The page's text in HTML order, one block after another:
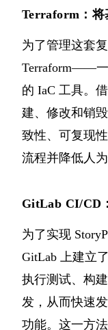
Terraform：将
为了管理这套
Terraform——一
的 IaC 工具。
建、修改和销
致性、可复现
流程并降低人
GitLab CI/CD
为了实现
GitLab 上建立
执行测试、构
发，从而快速
功能。这一方